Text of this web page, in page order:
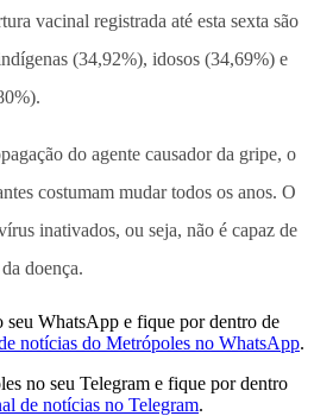
vacinal registrada até esta sexta são
(34,92%), idosos (34,69%) e
do agente causador da gripe, o
costumam mudar todos os anos. O
inativados, ou seja, não é capaz de
doença.
seu WhatsApp e fique por dentro de
notícias do Metrópoles no WhatsApp.
no seu Telegram e fique por dentro
de notícias no Telegram.